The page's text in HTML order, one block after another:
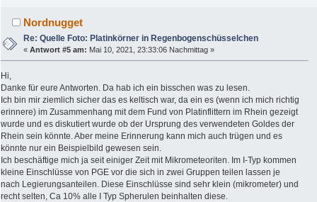
Nordnugget
Re: Quelle Foto: Platinkörner in Regenbogenschüsselchen
«Antwort #5 am: Mai 10, 2021, 23:33:06 Nachmittag »
Hi,
Danke für eure Antworten. Da hab ich ein bisschen was zu lesen.
Ich bin mir ziemlich sicher das es keltisch war, da ein es (wenn ich mich richtig
erinnere) im Zusammenhang mit dem Fund von Platinflittern im Rhein gezeigt
wurde und es diskutiert wurde ob der Ursprung des verwendeten Goldes der
Rhein sein könnte. Aber meine Erinnerung kann mich auch trügen und es
könnte nur ein Beispielbild gewesen sein.
Ich beschäftige mich ja seit einiger Zeit mit Mikrometeoriten. Im I-Typ kommen
kleine Einschlüsse von PGE vor die sich in zwei Gruppen teilen lassen je
nach Legierungsanteilen. Diese Einschlüsse sind sehr klein (mikrometer) und
recht selten, Ca 10% alle I Typ Spherulen beinhalten diese.